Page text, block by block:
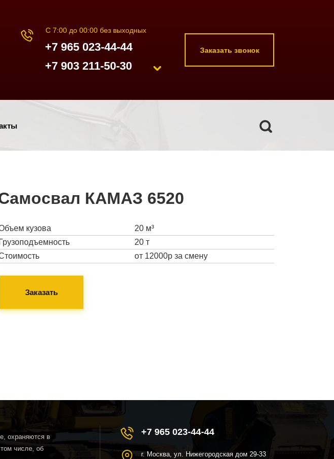
С 7:00 до 00:00 без выходных
+7 965 023-44-44
+7 903 211-50-30
Заказать звонок
КАМАЗ 6520
кузова
20 м³
Грузоподъемность
20 т
от 12000р за смену
Заказать
охраняются в
числе, об
+7 965 023-44-44
г. Москва, ул. Нижегородская дом 29-33